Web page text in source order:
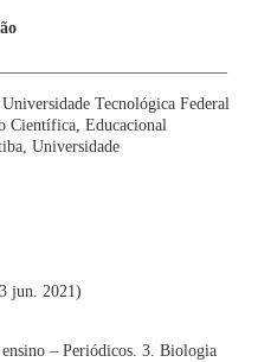
Tecnológica Federal
Científica, Educacional
Universidade
jun. 2021)
– Periódicos. 3. Biologia